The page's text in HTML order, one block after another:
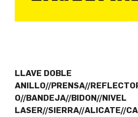
LLAVE DOBLE
ANILLO//PRENSA//
O//BANDEJA//BIDON//NIVEL
LASER//SIERRA//ALICATE//